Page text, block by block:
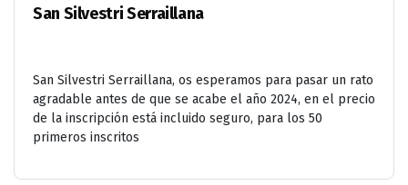
San Silvestri Serraillana
San Silvestri Serraillana, os esperamos para pasar un rato
agradable antes de que se acabe el año 2024, en el precio
de la inscripción está incluido seguro, para los 50
primeros inscritos